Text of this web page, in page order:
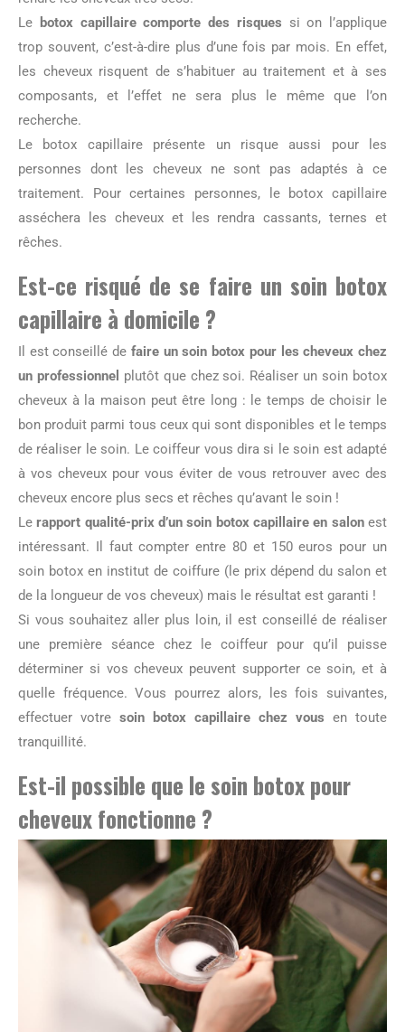
Le
botox capillaire comporte des risques si on l’applique
trop souvent, c’est-à-dire plus d’une fois par mois. En effet,
les cheveux risquent de s’habituer au traitement et à ses
composants, et l’effet ne sera plus le même que l’on
recherche.
Le botox capillaire présente un risque aussi pour les
personnes dont les cheveux ne sont pas adaptés à ce
traitement. Pour certaines personnes, le botox capillaire
asséchera les cheveux et les rendra cassants, ternes et
rêches.
Est-ce risqué de se faire un soin botox
capillaire à domicile ?
Il est conseillé de faire un soin botox pour les cheveux chez
un professionnel plutôt que chez soi. Réaliser un soin botox
cheveux à la maison peut être long : le temps de choisir le
bon produit parmi tous ceux qui sont disponibles et le temps
de réaliser le soin. Le coiffeur vous dira si le soin est adapté
à vos cheveux pour vous éviter de vous retrouver avec des
cheveux encore plus secs et rêches qu’avant le soin !
Lerapport qualité-prix d’un soin botox capillaire en salonest
intéressant. Il faut compter entre 80 et 150 euros pour un
soin botox en institut de coiffure (le prix dépend du salon et
de la longueur de vos cheveux) mais le résultat est garanti !
Si vous souhaitez aller plus loin, il est conseillé de réaliser
une première séance chez le coiffeur pour qu’il puisse
déterminer si vos cheveux peuvent supporter ce soin, et à
quelle fréquence. Vous pourrez alors, les fois suivantes,
effectuer votre soin botox capillaire chez vous en toute
tranquillité.
Est-il possible que le soin botox pour
cheveuxfonctionne ?